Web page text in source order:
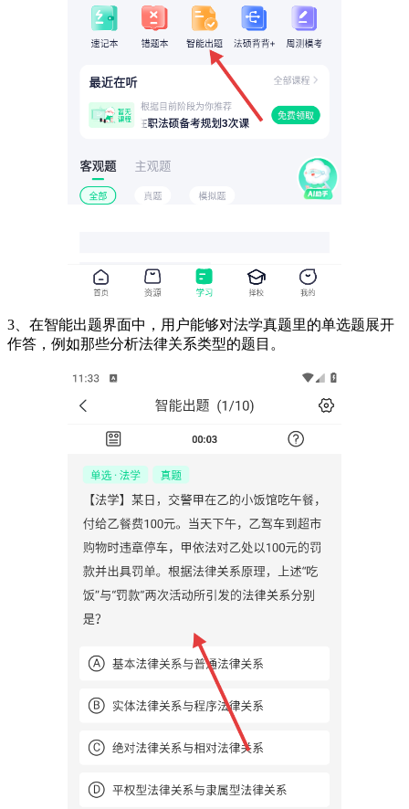
3、在智能出题界面中，用户能够对法学真题里的单选题展开
作答，例如那些分析法律关系类型的题目。